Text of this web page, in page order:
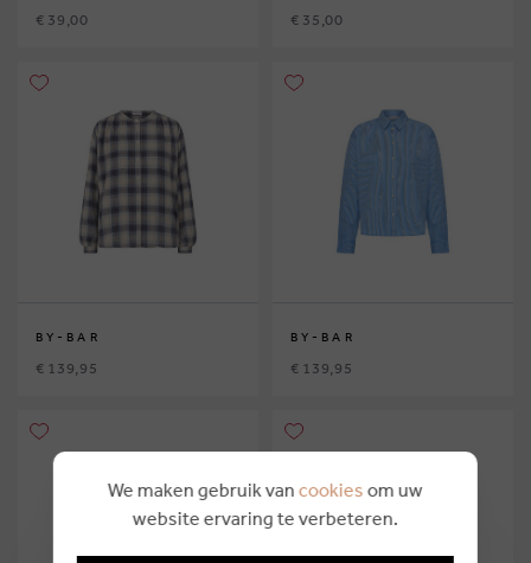
€ 39,00 € 35,00
BY-BAR
€ 139,95
BY-BAR
€ 139,95
We maken gebruik van cookies om uw
website ervaring te verbeteren.